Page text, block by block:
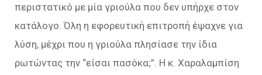
περιστατικό με μία γριούλα που δεν υπήρχε στον
κατάλογο. Όλη η εφορευτική επιτροπή έψαχνε για
λύση, μέχρι που η γριούλα πλησίασε την ίδια
ρωτώντας την “είσαι πασόκα;”. Η κ. Χαραλαμπίση